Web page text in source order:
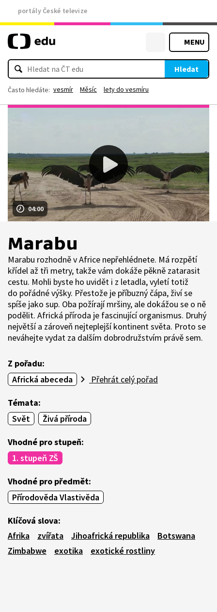
portály České televize
MENU
Hledat
Často hledáte: vesmír Měsíc lety do vesmíru
04:00
Marabu
Marabu rozhodně v Africe nepřehlédnete. Má rozpětí
křídel až tři metry, takže vám dokáže pěkně zatarasit
cestu. Mohli byste ho uvidět i z letadla, vyletí totiž
do pořádné výšky. Přestože je příbuzný čápa, živí se
spíše jako sup. Oba požírají mršiny, ale dokážou se o ně
podělit. Africká příroda je fascinující organismus. Druhý
největší a zároveň nejteplejší kontinent světa. Proto se
neváhejte vydat za dalším dobrodružstvím právě sem.
Z pořadu:
Africká abeceda
Přehrát celý pořad
Témata:
Svět
Živá příroda
Vhodné pro stupeň:
1. stupeň ZŠ
Vhodné pro předmět:
Přírodověda Vlastivěda
Klíčová slova:
Afrika
zvířata Jihoafrická republika
Botswana
Zimbabwe
exotika exotické rostliny